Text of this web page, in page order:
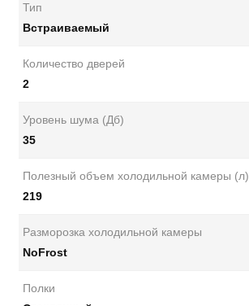
Тип
Встраиваемый
Количество дверей
2
Уровень шума (Дб)
35
Полезный объем холодильной камеры (л)
219
Разморозка холодильной камеры
NoFrost
Полки